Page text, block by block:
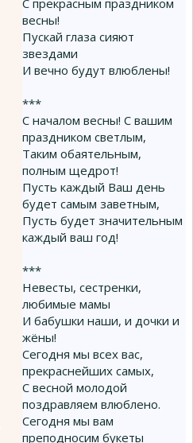
С прекрасным праздником
весны!
Пускай глаза сияют
звездами
И вечно будут влюблены!
***
С началом весны! С вашим
праздником светлым,
Таким обаятельным,
полным щедрот!
Пусть каждый Ваш день
будет самым заветным,
Пусть будет значительным
каждый ваш год!
***
Невесты, сестренки,
любимые мамы
И бабушки наши, и дочки и
жёны!
Сегодня мы всех вас,
прекраснейших самых,
С весной молодой
поздравляем влюблено.
Сегодня мы вам
преподносим букеты